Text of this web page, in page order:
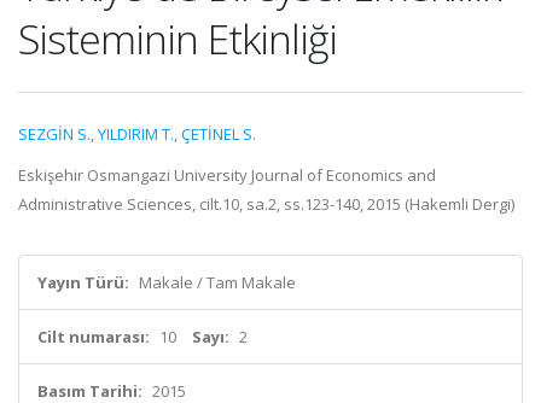
Sisteminin Etkinliği
SEZGİN S.,YILDIRIM T.,ÇETİNEL S.
Eskişehir Osmangazi University Journal of Economics and
Administrative Sciences, cilt.10, sa.2, ss.123-140, 2015 (Hakemli Dergi)
Yayın Türü: Makale / Tam Makale
Cilt numarası: 10 Sayı: 2
Basım Tarihi: 2015